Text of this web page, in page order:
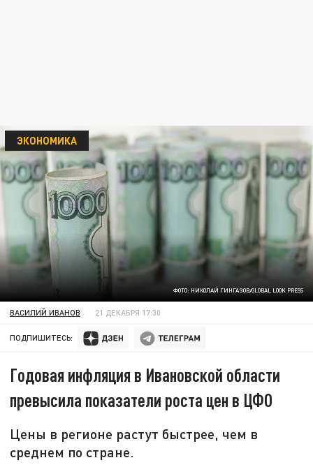
ФОТО: НИКОЛАЙ ГИНГАЗОВ/GLOBAL LOOK PRESS
ЭКОНОМИКА
ВАСИЛИЙ ИВАНОВ 21 ДЕКАБРЯ 17:30
ПОДПИШИТЕСЬ:
Годовая инфляция в Ивановской области
превысила показатели роста цен в ЦФО
Цены в регионе растут быстрее, чем в
среднем по стране.